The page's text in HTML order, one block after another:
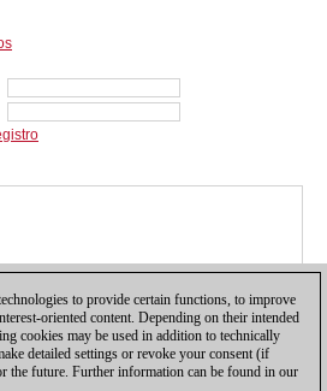
to provide certain functions, to improve
oriented content. Depending on their intended
cookies may be used in addition to technically
detailed settings or revoke your consent (if
the future. Further information can be found in our